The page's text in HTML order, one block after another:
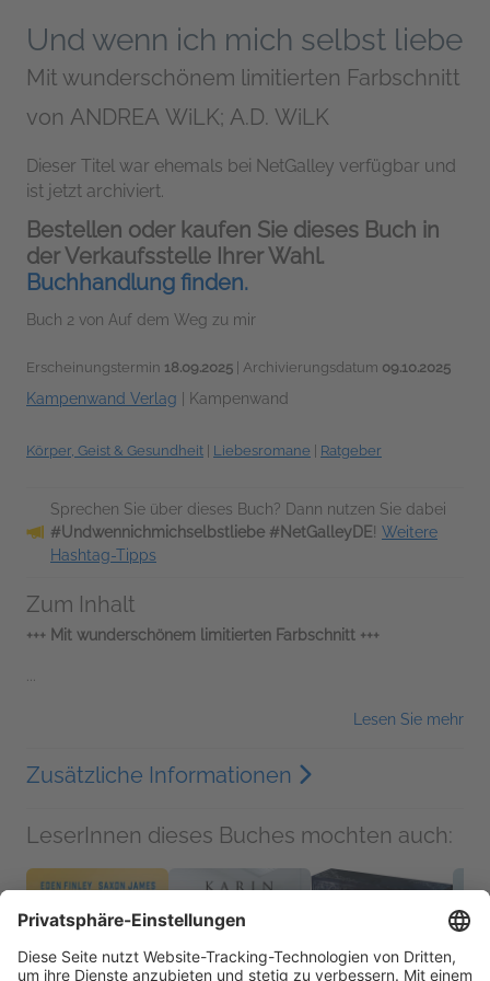
Und wenn ich mich selbst liebe
Mit wunderschönem limitierten Farbschnitt
von ANDREA WiLK; A.D. WiLK
Dieser Titel war ehemals bei NetGalley verfügbar und
ist jetzt archiviert.
Bestellen oder kaufen Sie dieses Buch in
der Verkaufsstelle Ihrer Wahl.
Buchhandlung finden.
Buch 2 von Auf dem Weg zu mir
Erscheinungstermin 18.09.2025 | Archivierungsdatum 09.10.2025
Kampenwand Verlag Kampenwand
Körper, Geist & Gesundheit Liebesromane Ratgeber
Sprechen Sie über dieses Buch? Dann nutzen Sie dabei
#Undwennichmichselbstliebe #NetGalleyDE! Weitere
Hashtag-Tipps
Zum Inhalt
+++ Mit wunderschönem limitierten Farbschnitt +++
...
Lesen Sie mehr
Zusätzliche Informationen
LeserInnen dieses Buches mochten auch: